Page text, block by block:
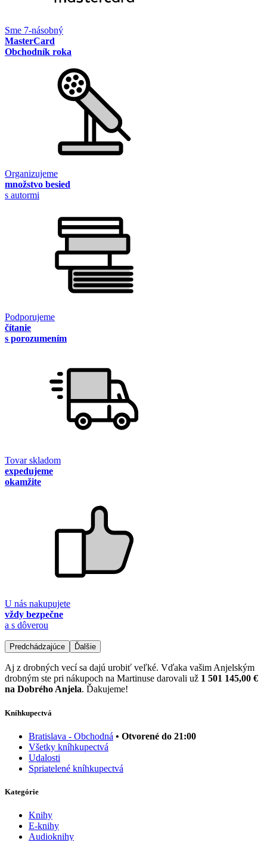
Sme 7-násobný
MasterCard
Obchodník roka
Organizujeme
množstvo besied
s autormi
Podporujeme
čítanie
s porozumením
Tovar skladom
expedujeme
okamžite
U nás nakupujete
vždy bezpečne
a s dôverou
Predchádzajúce Ďalšie
Aj z drobných vecí sa dajú urobiť veľké. Vďaka vašim Anjelským
drobným ste pri nákupoch na Martinuse darovali už 1 501 145,00 €
na Dobrého Anjela. Ďakujeme!
Kníhkupectvá
Bratislava - Obchodná • Otvorené do 21:00
Všetky kníhkupectvá
Udalosti
Spriatelené kníhkupectvá
Kategórie
Knihy
E-knihy
Audioknihy